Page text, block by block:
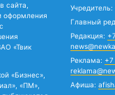
сайта,
оформления
«Твик
«Бизнес»,
«ПМ»,
Главный
Редакция:
Реклама:
Афиша: